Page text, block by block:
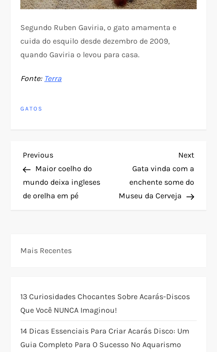
Segundo Ruben Gaviria, o gato amamenta e
cuida do esquilo desde dezembro de 2009,
quando Gaviria o levou para casa.
Fonte: Terra
GATOS
N
a
v
g
ç
ã
o
Previous
Post
Previous
Maior coelho do
mundo deixa ingleses
de orelha em pé
Next
Post
Next
Gata vinda com a
enchente some do
Museu da Cerveja
Mais Recentes
13 Curiosidades Chocantes Sobre Acarás-Discos
Que Você NUNCA Imaginou!
14 Dicas Essenciais Para Criar Acarás Disco: Um
Guia Completo Para O Sucesso No Aquarismo